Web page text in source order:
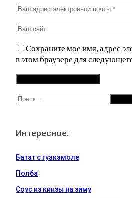
Сохраните мое имя, адрес
в этом браузере для
Интересное:
Батат с гуакамоле
Полба
Соус из кинзы на зиму